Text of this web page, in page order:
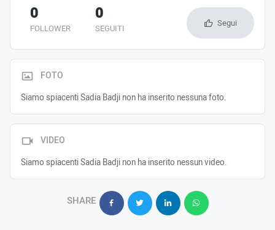
FOLLOWER
0
SEGUITI
0 Segui
FOTO
Siamo spiacenti Sadia Badji non ha inserito nessuna foto.
VIDEO
Siamo spiacenti Sadia Badji non ha inserito nessun video.
SHARE